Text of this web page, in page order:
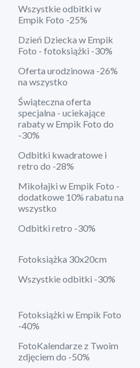
Wszystkie odbitki w
Empik Foto -25%
Dzień Dziecka w Empik
Foto - fotoksiążki -30%
Oferta urodzinowa -26%
na wszystko
Świąteczna oferta
specjalna - uciekające
rabaty w Empik Foto do
-30%
Odbitki kwadratowe i
retro do -28%
Mikołajki w Empik Foto -
dodatkowe 10% rabatu na
wszystko
Odbitki retro -30%
Fotoksiążka 30x20cm
Wszystkie odbitki -30%
Fotoksiążki w Empik Foto
-40%
FotoKalendarze z Twoim
zdjęciem do -50%